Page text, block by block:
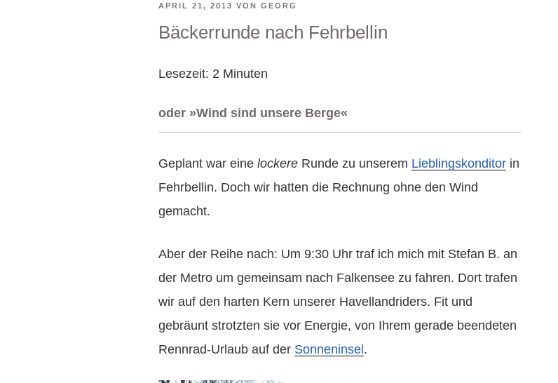
VERÖFFENTLICHT
AM
APRIL 21, 2013 VON GEORG
Bäckerrunde nach Fehrbellin
Lesezeit: 2 Minuten
oder »Wind sind unsere Berge«
Geplant war eine lockere Runde zu unserem Lieblingskonditor in
Fehrbellin. Doch wir hatten die Rechnung ohne den Wind
gemacht.
Aber der Reihe nach: Um 9:30 Uhr traf ich mich mit Stefan B. an
der Metro um gemeinsam nach Falkensee zu fahren. Dort trafen
wir auf den harten Kern unserer Havellandriders. Fit und
gebräunt strotzten sie vor Energie, von Ihrem gerade beendeten
Rennrad-Urlaub auf der Sonneninsel.